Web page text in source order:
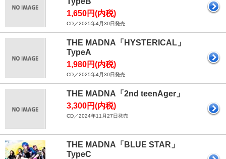
1,650円(内税)
CD／2025年4月30日発売
THE MADNA「HYSTERICAL」
TypeA
1,980円(内税)
CD／2025年4月30日発売
THE MADNA「2nd teenAger」
3,300円(内税)
CD／2024年11月27日発売
THE MADNA「BLUE STAR」
TypeC